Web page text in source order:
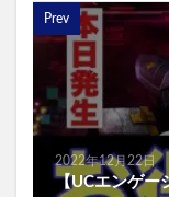
Prev
2022年12月22日
【UCエンゲー